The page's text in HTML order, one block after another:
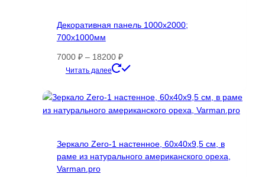
Декоративная панель 1000х2000;
700х1000мм
7000 ₽ – 18200 ₽Диапазон
цен:
–
18200 ₽
Читать далее
имеет
несколько
можно
выбрать
Зеркало Zero-1 настенное, 60х40х9,5 см, в
раме из натурального американского ореха,
Varman.pro